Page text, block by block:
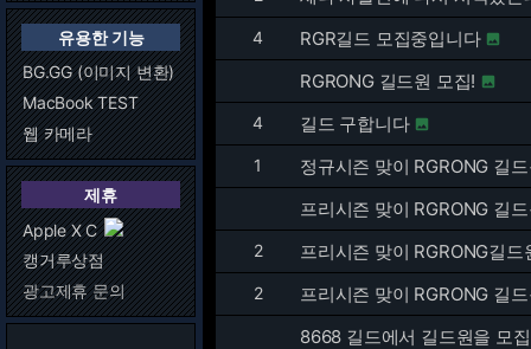
유용한 기능
BG.GG (이미지 변환)
MacBook TEST
웹 카메라
제휴
Apple X C
캥거루상점
광고제휴 문의
4 RGR길드 모집중입니다 
RGRONG 길드원 모집! 
4 길드 구합니다 
1
정규시즌 맞이 RGRONG 길
프리시즌 맞이 RGRONG 길
2 프리시즌 맞이 RGRONG길드
2
프리시즌 맞이 RGRONG 길
8668 길드에서 길드원을 모